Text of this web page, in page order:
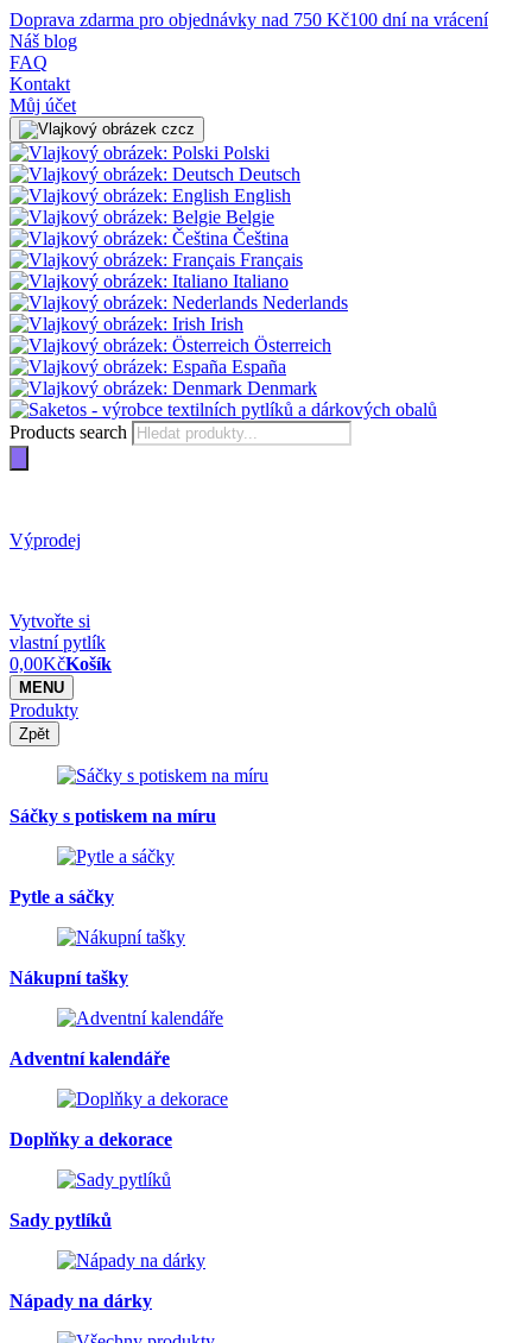
Doprava zdarma pro objednávky nad 750 Kč100 dní na vrácení
Náš blog
FAQ
Kontakt
Můj účet
cz
Polski
Deutsch
English
Belgie
Čeština
Français
Italiano
Nederlands
Irish
Österreich
España
Denmark
Products search
Výprodej
Vytvořte si
vlastní pytlík
0,00KčKošík
MENU
Produkty
Zpět
Sáčky s potiskem na míru
Pytle a sáčky
Nákupní tašky
Adventní kalendáře
Doplňky a dekorace
Sady pytlíků
Nápady na dárky